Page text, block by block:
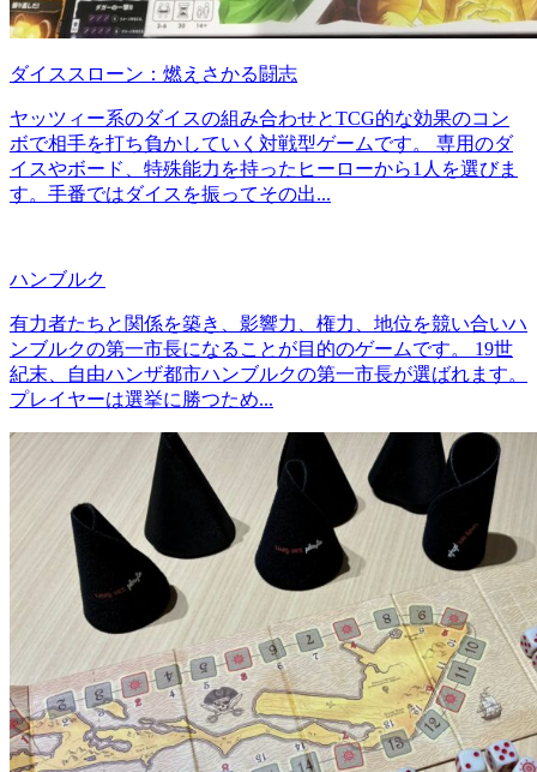
ダイススローン：燃えさかる闘志
ヤッツィー系のダイスの組み合わせとTCG的な効果のコン
ボで相手を打ち負かしていく対戦型ゲームです。 専用のダ
イスやボード、特殊能力を持ったヒーローから1人を選びま
す。手番ではダイスを振ってその出...
ハンブルク
有力者たちと関係を築き、影響力、権力、地位を競い合いハ
ンブルクの第一市長になることが目的のゲームです。 19世
紀末、自由ハンザ都市ハンブルクの第一市長が選ばれます。
プレイヤーは選挙に勝つため...